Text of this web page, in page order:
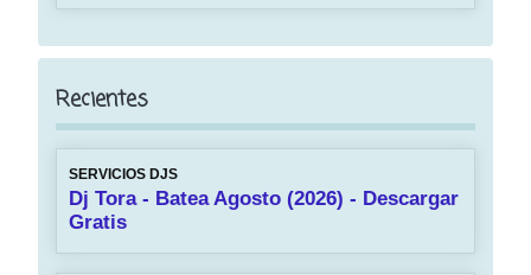
Recientes
SERVICIOS DJS
Dj Tora - Batea Agosto (2026) - Descargar
Gratis